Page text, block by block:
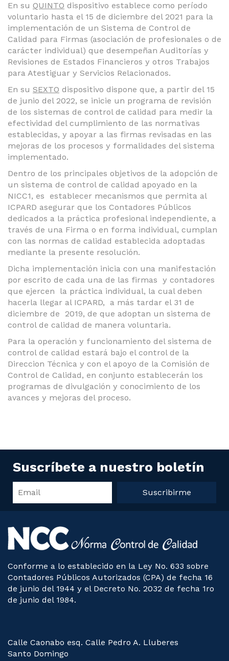
En su QUINTO dispositivo establece como período
voluntario hasta el 15 de diciembre del 2021 para la
implementación de un Sistema de Control de
Calidad para Firmas (asociación de profesionales o de
carácter individual) que desempeñan Auditorías y
Revisiones de Estados Financieros y otros Trabajos
para Atestiguar y Servicios Relacionados.
En su SEXTO dispositivo dispone que, a partir del 15
de junio del 2022, se inicie un programa de revisión
de los sistemas de control de calidad para medir la
efectividad del cumplimiento de las normativas
establecidas, y apoyar a las firmas revisadas en las
mejoras de los procesos y formalidades del sistema
implementado.
Dentro de los principales objetivos de la adopción de
un sistema de control de calidad apoyado en la
NICC1, es establecer mecanismos que permita al
ICPARD asegurar que los Contadores Públicos
dedicados a la práctica profesional independiente, a
través de una Firma o en forma individual, cumplan
con las normas de calidad establecida adoptadas
mediante la presente resolución.
Dicha implementación inicia con una manifestación
por escrito de cada una de las firmas y contadores
que ejercen la práctica individual, la cual deben
hacerla llegar al ICPARD, a más tardar el 31 de
diciembre de 2019, de que adoptan un sistema de
control de calidad de manera voluntaria.
Para la operación y funcionamiento del sistema de
control de calidad estará bajo el control de la
Direccion Técnica y con el apoyo de la Comisión de
Control de Calidad, en conjunto establecerán los
programas de divulgación y conocimiento de los
avances y mejoras del proceso.
Suscríbete a nuestro boletín
Suscribirme
Conforme a lo establecido en la Ley No. 633 sobre
Contadores Públicos Autorizados (CPA) de fecha 16
de junio del 1944 y el Decreto No. 2032 de fecha 1ro
de junio del 1984.
Calle Caonabo esq. Calle Pedro A. Lluberes
Santo Domingo